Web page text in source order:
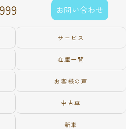
お問い合わせ
サービス
在庫一覧
お客様の声
中古車
新車